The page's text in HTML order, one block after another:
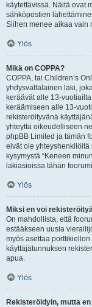
käytettävissä. Näitä ovat
sähköpostien
Siihen menee aikaa vain
Ylös
Mikä on COPPA?
COPPA, tai Children’s
yhdysvaltalainen laki,
keräävät alle 13-
keräämiseen alle 13-
rekisteröityvänä
yhteyttä oikeudelliseen
phpBB Limited ja tämän
eivät ole
kysymystä “Keneen
lakiasioissa tähän
Ylös
Miksi en voi
On mahdollista, että
estääkseen uusia
myös asettaa
käyttäjätunnuksen
apua.
Ylös
Rekisteröidyin, mutta